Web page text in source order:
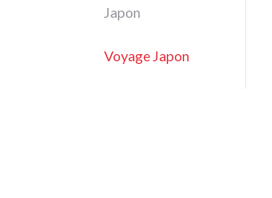
Japon
Voyage Japon